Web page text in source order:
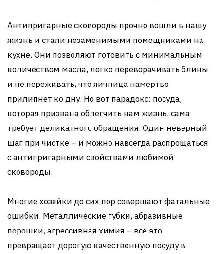
Антипригарные сковороды прочно вошли в нашу
жизнь и стали незаменимыми помощниками на
кухне. Они позволяют готовить с минимальным
количеством масла, легко переворачивать блины
и не переживать, что яичница намертво
прилипнет ко дну. Но вот парадокс: посуда,
которая призвана облегчить нам жизнь, сама
требует деликатного обращения. Один неверный
шаг при чистке – и можно навсегда распрощаться
с антипригарными свойствами любимой
сковороды.
Многие хозяйки до сих пор совершают фатальные
ошибки. Металлические губки, абразивные
порошки, агрессивная химия – всё это
превращает дорогую качественную посуду в